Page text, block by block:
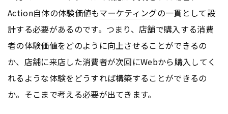
Action自体の体験価値もマーケティングの一貫として設
計する必要があるのです。つまり、店舗で購入する消費
者の体験価値をどのように向上させることができるの
か、店舗に来店した消費者が次回にWebから購入してく
れるような体験をどうすれば構築することができるの
か。そこまで考える必要が出てきます。